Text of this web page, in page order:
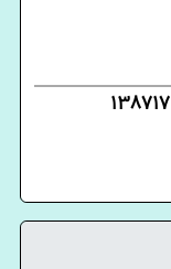
138717